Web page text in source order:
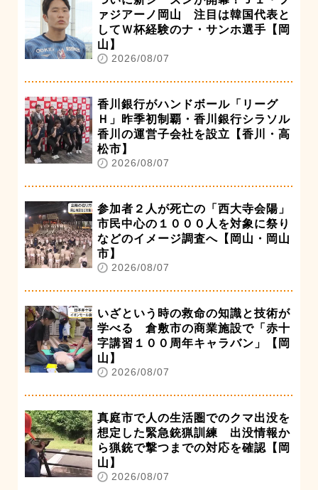
ァジアーノ岡山 注目は韓国代表と
してＷ杯経験のナ・サンホ選手【岡
山】
2026/08/07
香川銀行がハンドボール「リーグ
Ｈ」昨季初制覇・香川銀行シラソル
香川の運営子会社を設立【香川・高
松市】
2026/08/07
参加者２人が死亡の「西大寺会陽」
市民中心の１０００人を対象に祭り
などのイメージ調査へ【岡山・岡山
市】
2026/08/07
いざという時の救命の知識と技術が
学べる 倉敷市の商業施設で「赤十
字講習１００周年キャラバン」【岡
山】
2026/08/07
真庭市で人の生活圏でのクマ出没を
想定した緊急銃猟訓練 出没情報か
ら猟銃で撃つまでの対応を確認【岡
山】
2026/08/07